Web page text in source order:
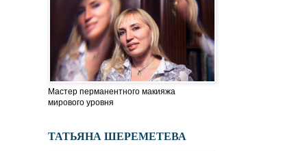
Мастер перманентного макияжа
мирового уровня
ТАТЬЯНА ШЕРЕМЕТЕВА